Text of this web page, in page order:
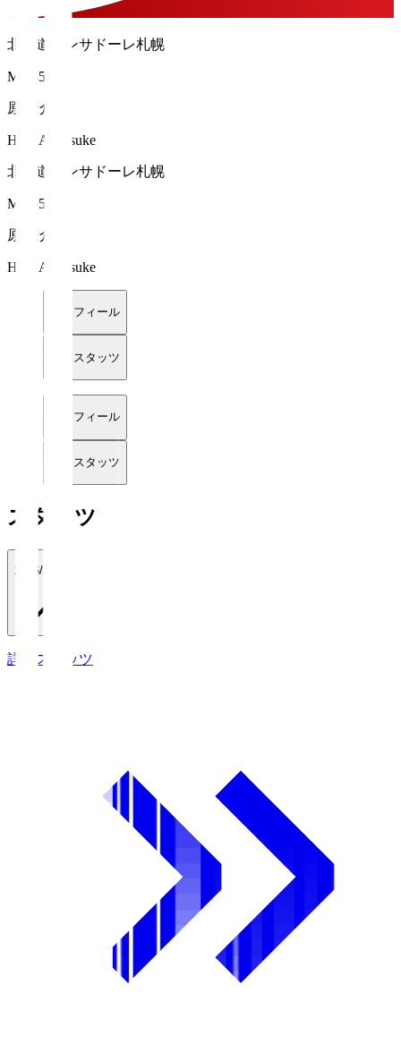
北海道コンサドーレ札幌
MF 35
原 康介
HARA Kosuke
北海道コンサドーレ札幌
MF 35
原 康介
HARA Kosuke
プロフィール
詳細スタッツ
プロフィール
詳細スタッツ
スタッツ
2026/27
詳細スタッツ